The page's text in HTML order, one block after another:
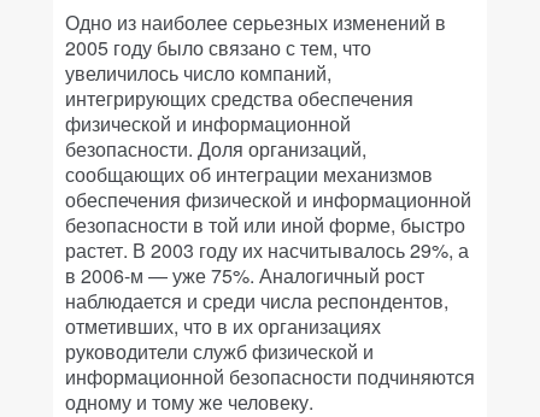
Одно из наиболее серьезных изменений в
2005 году было связано с тем, что
увеличилось число компаний,
интегрирующих средства обеспечения
физической и информационной
безопасности. Доля организаций,
сообщающих об интеграции механизмов
обеспечения физической и информационной
безопасности в той или иной форме, быстро
растет. В 2003 году их насчитывалось 29%, а
в 2006-м — уже 75%. Аналогичный рост
наблюдается и среди числа респондентов,
отметивших, что в их организациях
руководители служб физической и
информационной безопасности подчиняются
одному и тому же человеку.